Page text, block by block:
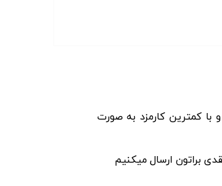
تومان اعتبار دریافت کنید و با کمترین کارمزد به صورت
براتون ارسال میکنیم